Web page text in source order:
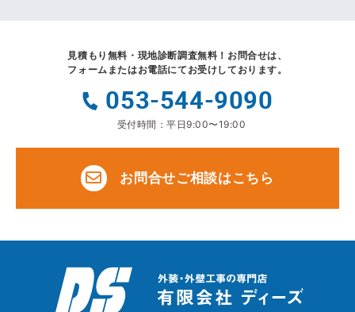
見積もり無料・現地診断調査無料！ お問合せは、
フォームまたはお電話にてお受けしております。
053-544-9090
受付時間：平日9:00〜19:00
お問合せご相談はこちら